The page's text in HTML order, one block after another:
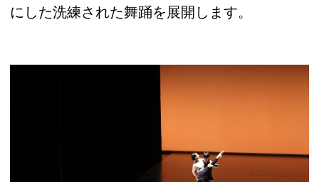
にした洗練された舞踊を展開します。